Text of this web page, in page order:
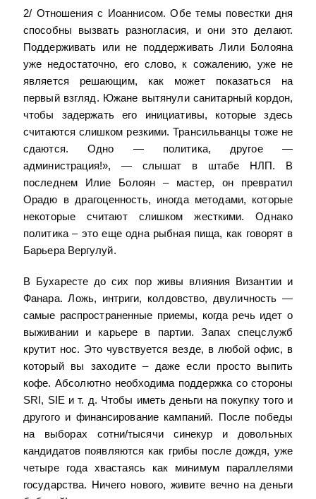
2/ Отношения с Иоаннисом. Обе темы повестки дня
способны вызвать разногласия, и они это делают.
Поддерживать или не поддерживать Лили Болояна
уже недостаточно, его слово, к сожалению, уже не
является решающим, как может показаться на
первый взгляд. Южане вытянули санитарный кордон,
чтобы задержать его инициативы, которые здесь
считаются слишком резкими. Трансильванцы тоже не
сдаются. Одно — политика, другое —
администрация!», — слышат в штабе НЛП. В
последнем Илие Болоян – мастер, он превратил
Орадю в драгоценность, иногда методами, которые
некоторые считают слишком жесткими. Однако
политика – это еще одна рыбная пища, как говорят в
Барьера Вергулуй.
В Бухаресте до сих пор живы влияния Византии и
Фанара. Ложь, интриги, колдовство, двуличность —
самые распространенные приемы, когда речь идет о
выживании и карьере в партии. Запах спецслужб
крутит нос. Это чувствуется везде, в любой офис, в
который вы заходите – даже если просто выпить
кофе. Абсолютно необходима поддержка со стороны
SRI, SIE и т. д. Чтобы иметь деньги на покупку того и
другого и финансирование кампаний. После победы
на выборах сотни/тысячи синекур и довольных
кандидатов появляются как грибы после дождя, уже
четыре года хвастаясь как минимум параллелями
государства. Ничего нового, живите вечно на деньги